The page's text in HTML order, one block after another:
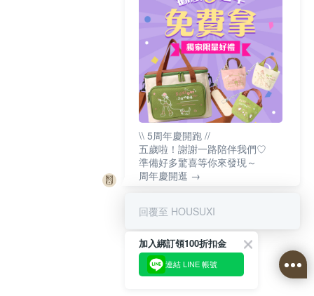
\\ 5周年慶開跑 //
五歲啦！謝謝一路陪伴我們♡
準備好多驚喜等你來發現～
周年慶開逛 →
回覆至 HOUSUXI
加入綁訂領100折扣金
連結 LINE 帳號